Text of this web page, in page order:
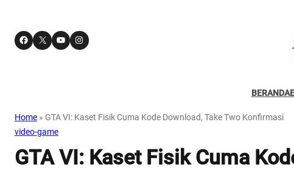
Facebook X YouTube Instagram
BERANDA
Home » GTA VI: Kaset Fisik Cuma Kode Download, Take Two Konfirmasi
video-game
GTA VI: Kaset Fisik Cuma